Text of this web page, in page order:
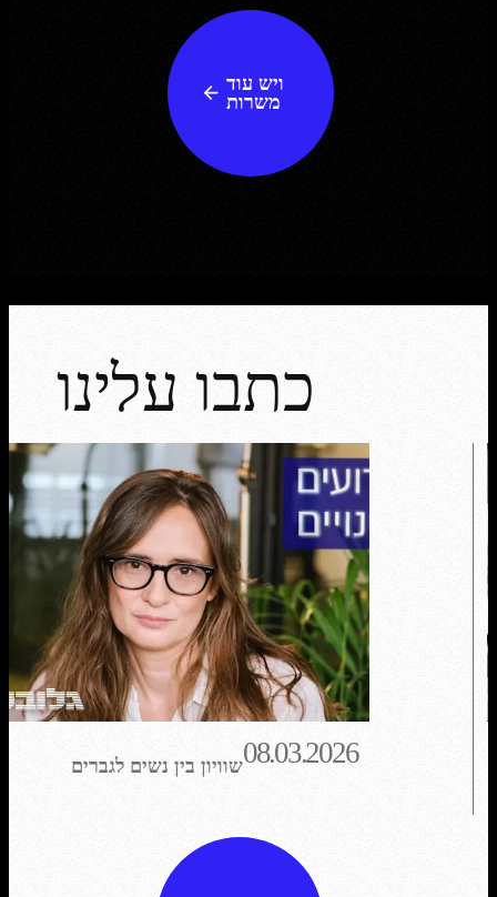
ויש עוד
משרות
כתבו עלינו
שוויון בין נשים לגברים08.03.2026